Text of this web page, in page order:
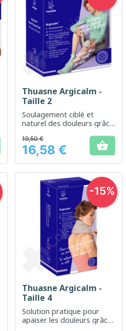
Thuasne Argicalm -
Taille 2
Soulagement ciblé et
naturel des douleurs grâce
cryothérapie
Prix
19,50 €
16,58 € 
Thuasne Argicalm -
Taille 4
Solution pratique pour
apaiser les douleurs grâce
-15%